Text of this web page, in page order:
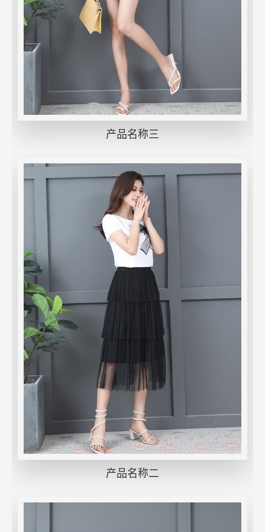
产品名称三
产品名称二